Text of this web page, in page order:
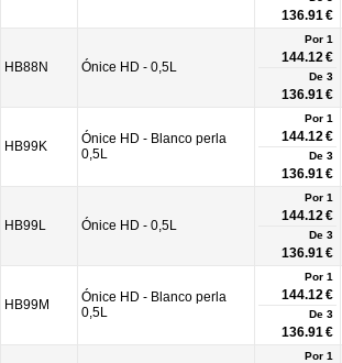
136.91 €
HB88N Ónice HD - 0,5L
Por 1
144.12 €
De 3
136.91 €
HB99K
Ónice HD - Blanco perla
0,5L
Por 1
144.12 €
De 3
136.91 €
HB99L Ónice HD - 0,5L
Por 1
144.12 €
De 3
136.91 €
HB99M
Ónice HD - Blanco perla
0,5L
Por 1
144.12 €
De 3
136.91 €
Por 1